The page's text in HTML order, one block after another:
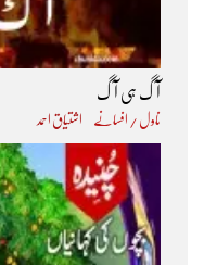
آگ ہی آگ
ناول / افسانے اشتیاق احمد